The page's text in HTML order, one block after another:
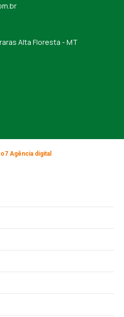
Alta Floresta - MT
Agência digital